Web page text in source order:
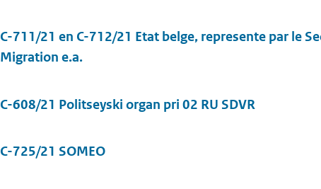
C-711/21 en C-712/21 Etat belge, represente par le
Migration e.a.
C-608/21 Politseyski organ pri 02 RU SDVR
C-725/21 SOMEO